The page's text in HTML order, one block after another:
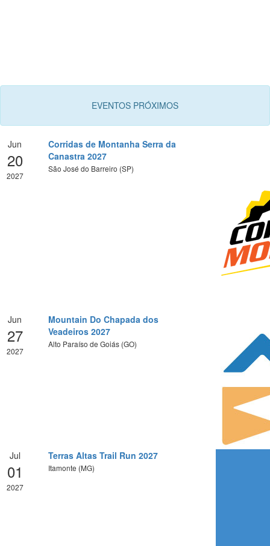
EVENTOS PRÓXIMOS
Jun
20
2027
Corridas de Montanha Serra da
Canastra 2027
São José do Barreiro (SP)
Jun
27
2027
Mountain Do Chapada dos
Veadeiros 2027
Alto Paraíso de Goiás (GO)
Jul
01
2027
Terras Altas Trail Run 2027
Itamonte (MG)